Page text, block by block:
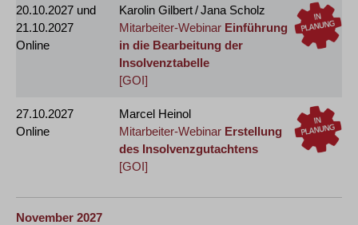
20.10.2027 und
21.10.2027
Online
Karolin Gilbert / Jana Scholz
Mitarbeiter-Webinar Einführung
in die Bearbeitung der
Insolvenztabelle
[GOI]
27.10.2027
Online
Marcel Heinol
Mitarbeiter-Webinar Erstellung
des Insolvenzgutachtens
[GOI]
November 2027